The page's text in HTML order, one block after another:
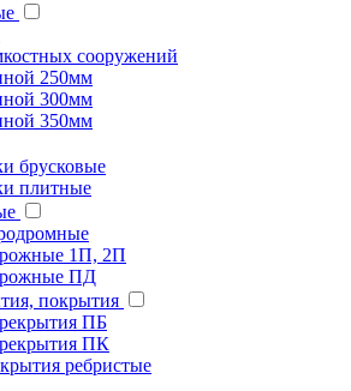
сооружений
250мм
300мм
350мм
брусковые
плитные
1П, 2П
ПД
покрытия
ПБ
ПК
ребристые